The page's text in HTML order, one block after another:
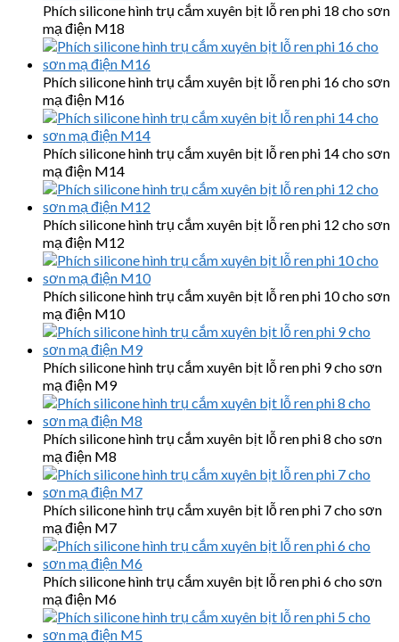
Phích silicone hình trụ cắm xuyên bịt lỗ ren phi 18 cho sơn
mạ điện M18
Phích silicone hình trụ cắm xuyên bịt lỗ ren phi 16 cho sơn
mạ điện M16
Phích silicone hình trụ cắm xuyên bịt lỗ ren phi 14 cho sơn
mạ điện M14
Phích silicone hình trụ cắm xuyên bịt lỗ ren phi 12 cho sơn
mạ điện M12
Phích silicone hình trụ cắm xuyên bịt lỗ ren phi 10 cho sơn
mạ điện M10
Phích silicone hình trụ cắm xuyên bịt lỗ ren phi 9 cho sơn
mạ điện M9
Phích silicone hình trụ cắm xuyên bịt lỗ ren phi 8 cho sơn
mạ điện M8
Phích silicone hình trụ cắm xuyên bịt lỗ ren phi 7 cho sơn
mạ điện M7
Phích silicone hình trụ cắm xuyên bịt lỗ ren phi 6 cho sơn
mạ điện M6